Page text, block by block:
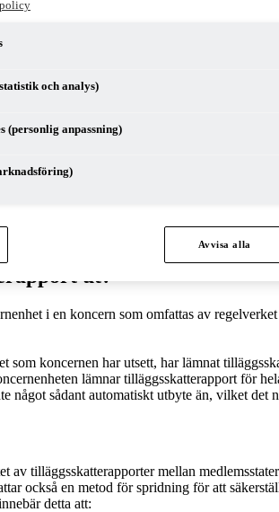
samarbete som gäller pelare II (DAC
behöva rapportera i en av medlemsstaterna.
om administrativt samarbete i fråga
om administrativt samarbete inom
ut?
i en koncern som omfattas av
koncernen har utsett, har lämnat
lämnar tilläggsskatterapport för
något sådant automatiskt utbyte än, vilket
tilläggsskatterapporter mellan
också en metod för spridning för att
detta att:
och analys)
(personlig anpassning)
Avvisa alla